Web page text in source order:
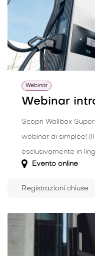
Webinar
Webinar
Scopri Wallbox
webinar di simplee!
esclusivamente in
Evento online
Registrazioni chiuse